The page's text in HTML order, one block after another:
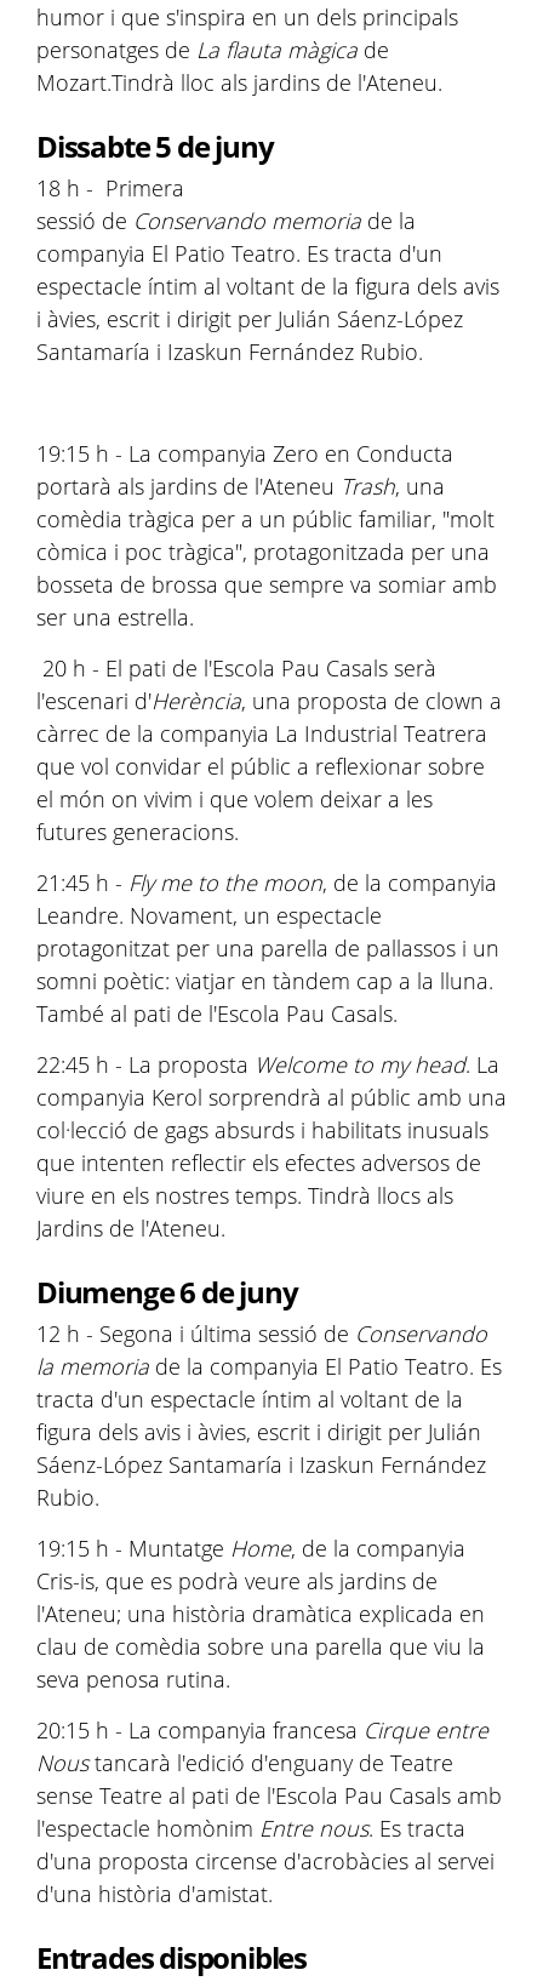
humor i que s'inspira en un dels principals
personatges de La flauta màgica de
Mozart.Tindrà lloc als jardins de l'Ateneu.
Dissabte 5 de juny
18 h - Primera
sessió de Conservando memoria de la
companyia El Patio Teatro. Es tracta d'un
espectacle íntim al voltant de la figura dels avis
i àvies, escrit i dirigit per Julián Sáenz-López
Santamaría i Izaskun Fernández Rubio.
19:15 h - La companyia Zero en Conducta
portarà als jardins de l'Ateneu Trash, una
comèdia tràgica per a un públic familiar, "molt
còmica i poc tràgica", protagonitzada per una
bosseta de brossa que sempre va somiar amb
ser una estrella.
20 h - El pati de l'Escola Pau Casals serà
l'escenari d'Herència, una proposta de clown a
càrrec de la companyia La Industrial Teatrera
que vol convidar el públic a reflexionar sobre
el món on vivim i que volem deixar a les
futures generacions.
21:45 h - Fly me to the moon, de la companyia
Leandre. Novament, un espectacle
protagonitzat per una parella de pallassos i un
somni poètic: viatjar en tàndem cap a la lluna.
També al pati de l'Escola Pau Casals.
22:45 h - La proposta Welcome to my head. La
companyia Kerol sorprendrà al públic amb una
col·lecció de gags absurds i habilitats inusuals
que intenten reflectir els efectes adversos de
viure en els nostres temps. Tindrà llocs als
Jardins de l'Ateneu.
Diumenge 6 de juny
12 h - Segona i última sessió de Conservando
la memoria de la companyia El Patio Teatro. Es
tracta d'un espectacle íntim al voltant de la
figura dels avis i àvies, escrit i dirigit per Julián
Sáenz-López Santamaría i Izaskun Fernández
Rubio.
19:15 h - Muntatge Home, de la companyia
Cris-is, que es podrà veure als jardins de
l'Ateneu; una història dramàtica explicada en
clau de comèdia sobre una parella que viu la
seva penosa rutina.
20:15 h - La companyia francesa Cirque entre
Noustancarà l'edició d'enguany de Teatre
sense Teatre al pati de l'Escola Pau Casals amb
l'espectacle homònim Entre nous. Es tracta
d'una proposta circense d'acrobàcies al servei
d'una història d'amistat.
Entrades disponibles